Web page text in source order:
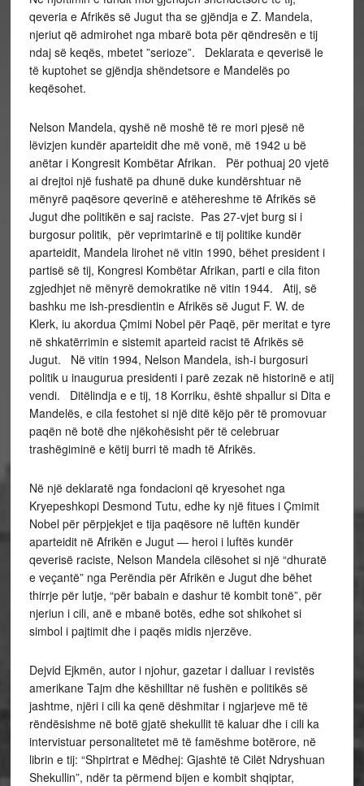
qeveria e Afrikës së Jugut tha se gjëndja e Z. Mandela,
njeriut që admirohet nga mbarë bota për qëndresën e tij
ndaj së keqës, mbetet ”serioze”. Deklarata e qeverisë le
të kuptohet se gjëndja shëndetsore e Mandelës po
keqësohet.
Nelson Mandela, qyshë në moshë të re mori pjesë në
lëvizjen kundër aparteidit dhe më vonë, më 1942 u bë
anëtar i Kongresit Kombëtar Afrikan. Për pothuaj 20 vjetë
ai drejtoi një fushatë pa dhunë duke kundërshtuar në
mënyrë paqësore qeverinë e atëhereshme të Afrikës së
Jugut dhe politikën e saj raciste. Pas 27-vjet burg si i
burgosur politik, për veprimtarinë e tij politike kundër
aparteidit, Mandela lirohet në vitin 1990, bëhet president i
partisë së tij, Kongresi Kombëtar Afrikan, parti e cila fiton
zgjedhjet në mënyrë demokratike në vitin 1944. Atij, së
bashku me ish-presdientin e Afrikës së Jugut F. W. de
Klerk, iu akordua Çmimi Nobel për Paqë, për meritat e tyre
në shkatërrimin e sistemit aparteid racist të Afrikës së
Jugut. Në vitin 1994, Nelson Mandela, ish-i burgosuri
politik u inaugurua presidenti i parë zezak në historinë e atij
vendi. Ditëlindja e e tij, 18 Korriku, është shpallur si Dita e
Mandelës, e cila festohet si një ditë këjo për të promovuar
paqën në botë dhe njëkohësisht për të celebruar
trashëgiminë e këtij burri të madh të Afrikës.
Në një deklaratë nga fondacioni që kryesohet nga
Kryepeshkopi Desmond Tutu, edhe ky një fitues i Çmimit
Nobel për përpjekjet e tija paqësore në luftën kundër
aparteidit në Afrikën e Jugut — heroi i luftës kundër
qeverisë raciste, Nelson Mandela cilësohet si një “dhuratë
e veçantë” nga Perëndia për Afrikën e Jugut dhe bëhet
thirrje për lutje, “për babain e dashur të kombit tonë”, për
njeriun i cili, anë e mbanë botës, edhe sot shikohet si
simbol i pajtimit dhe i paqës midis njerzëve.
Dejvid Ejkmën, autor i njohur, gazetar i dalluar i revistës
amerikane Tajm dhe këshilltar në fushën e politikës së
jashtme, njëri i cili ka qenë dëshmitar i ngjarjeve më të
rëndësishme në botë gjatë shekullit të kaluar dhe i cili ka
intervistuar personalitetet më të famëshme botërore, në
librin e tij: “Shpirtrat e Mëdhej: Gjashtë të Cilët Ndryshuan
Shekullin”, ndër ta përmend bijen e kombit shqiptar,